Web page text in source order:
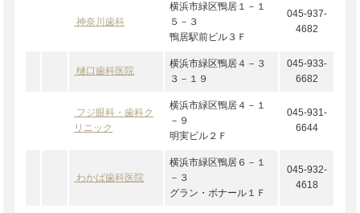
神奈川歯科
横浜市緑区鴨居１－１
５－３
鴨居駅前ビル３Ｆ
045-937-
4682
樋口歯科医院
横浜市緑区鴨居４－３
３－１９
045-933-
6682
フジ眼科・歯科ク
リニック
横浜市緑区鴨居４－１
－９
明実ビル２Ｆ
045-931-
6644
わかば歯科医院
横浜市緑区鴨居６－１
－３
グラン・ボナール１Ｆ
045-932-
4618